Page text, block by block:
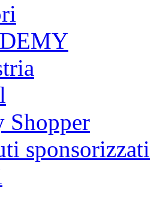
Shopper
sponsorizzati